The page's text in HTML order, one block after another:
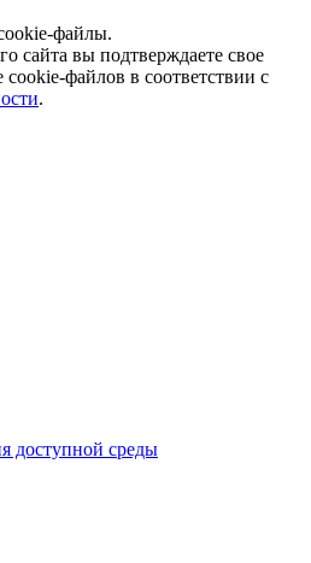
файлы.
сайта вы подтверждаете свое
cookie-файлов в соответствии с
.
доступной среды